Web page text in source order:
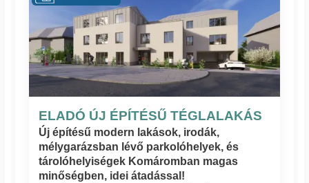
ELADÓ ÚJ ÉPÍTÉSŰ TÉGLALAKÁS
Új építésű modern lakások, irodák,
mélygarázsban lévő parkolóhelyek, és
tárolóhelyiségek Komáromban magas
minőségben, idei átadással!